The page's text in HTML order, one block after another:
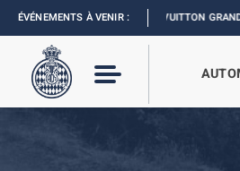
ÉVÉNEMENTS À VENIR :
FORMULA 1 LOUIS VUITTON GRAND PRIX DE